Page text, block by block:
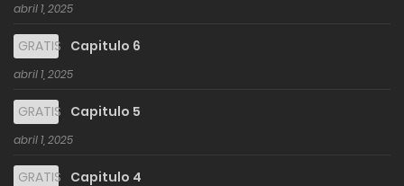
abril 1, 2025
GRATIS Capitulo 6
abril 1, 2025
GRATIS Capitulo 5
abril 1, 2025
GRATIS Capitulo 4